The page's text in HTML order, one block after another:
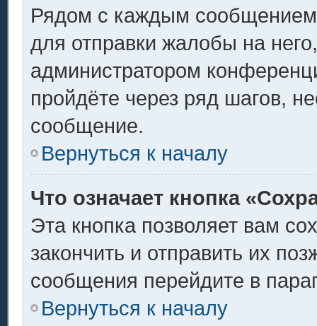
Рядом с каждым сообщением
для отправки жалобы на
администратором
пройдёте через ряд шагов,
сообщение.
Вернуться к началу
Что означает кнопка
Эта кнопка позволяет вам
закончить и отправить их
сообщения перейдите в
Вернуться к началу